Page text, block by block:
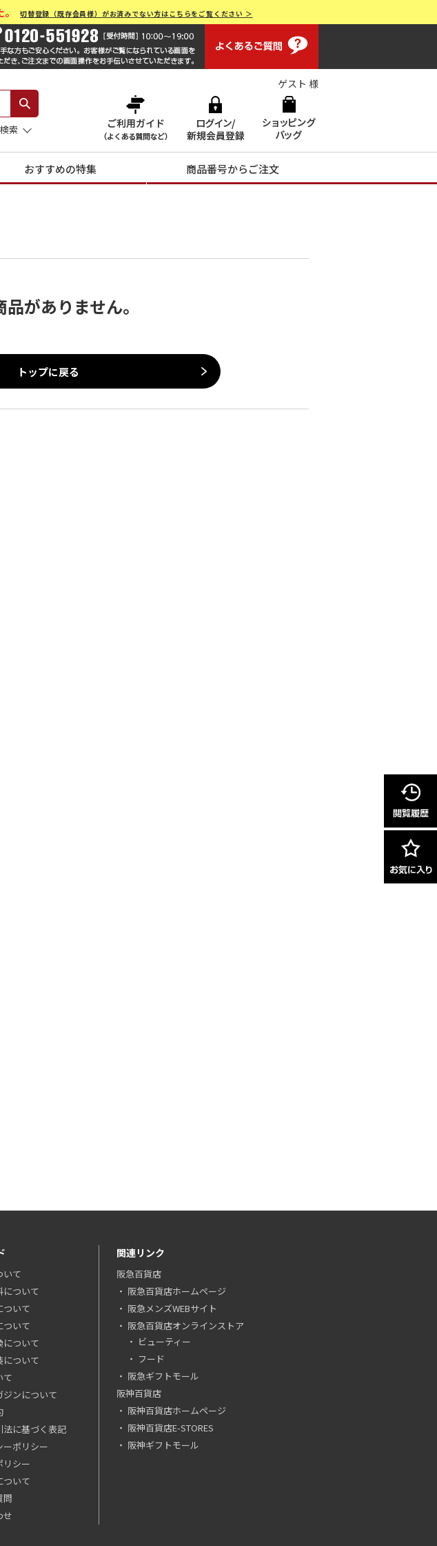
。切替登録（既存会員様）がお済みでない方はこちらをご覧ください ＞
画面操作で困ったらお電話でサポート 0120-551928 [
索
ゲスト 様
おすすめの特集 商品番号からご注文
がありません。
トップに戻る
いて
について
ついて
ついて
について
について
て
ジンについて
法に基づく表記
ーポリシー
リシー
ついて
問
せ
関連リンク
阪急百貨店
阪急百貨店ホームページ
阪急メンズWEBサイト
阪急百貨店オンラインストア
ビューティー
フード
阪急ギフトモール
阪神百貨店
阪神百貨店ホームページ
阪神百貨店E-STORES
阪神ギフトモール